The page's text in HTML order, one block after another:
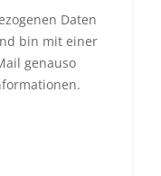
Daten
bin mit einer
genauso